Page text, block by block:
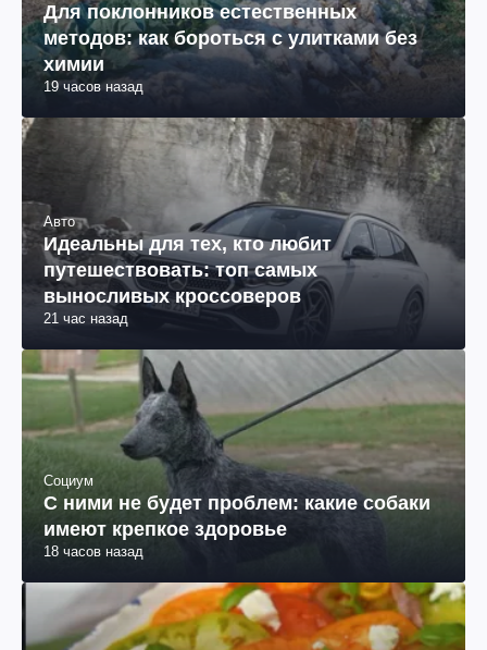
Для поклонников естественных
методов: как бороться с улитками без
химии
19 часов назад
Авто
Идеальны для тех, кто любит
путешествовать: топ самых
выносливых кроссоверов
21 час назад
Социум
С ними не будет проблем: какие собаки
имеют крепкое здоровье
18 часов назад